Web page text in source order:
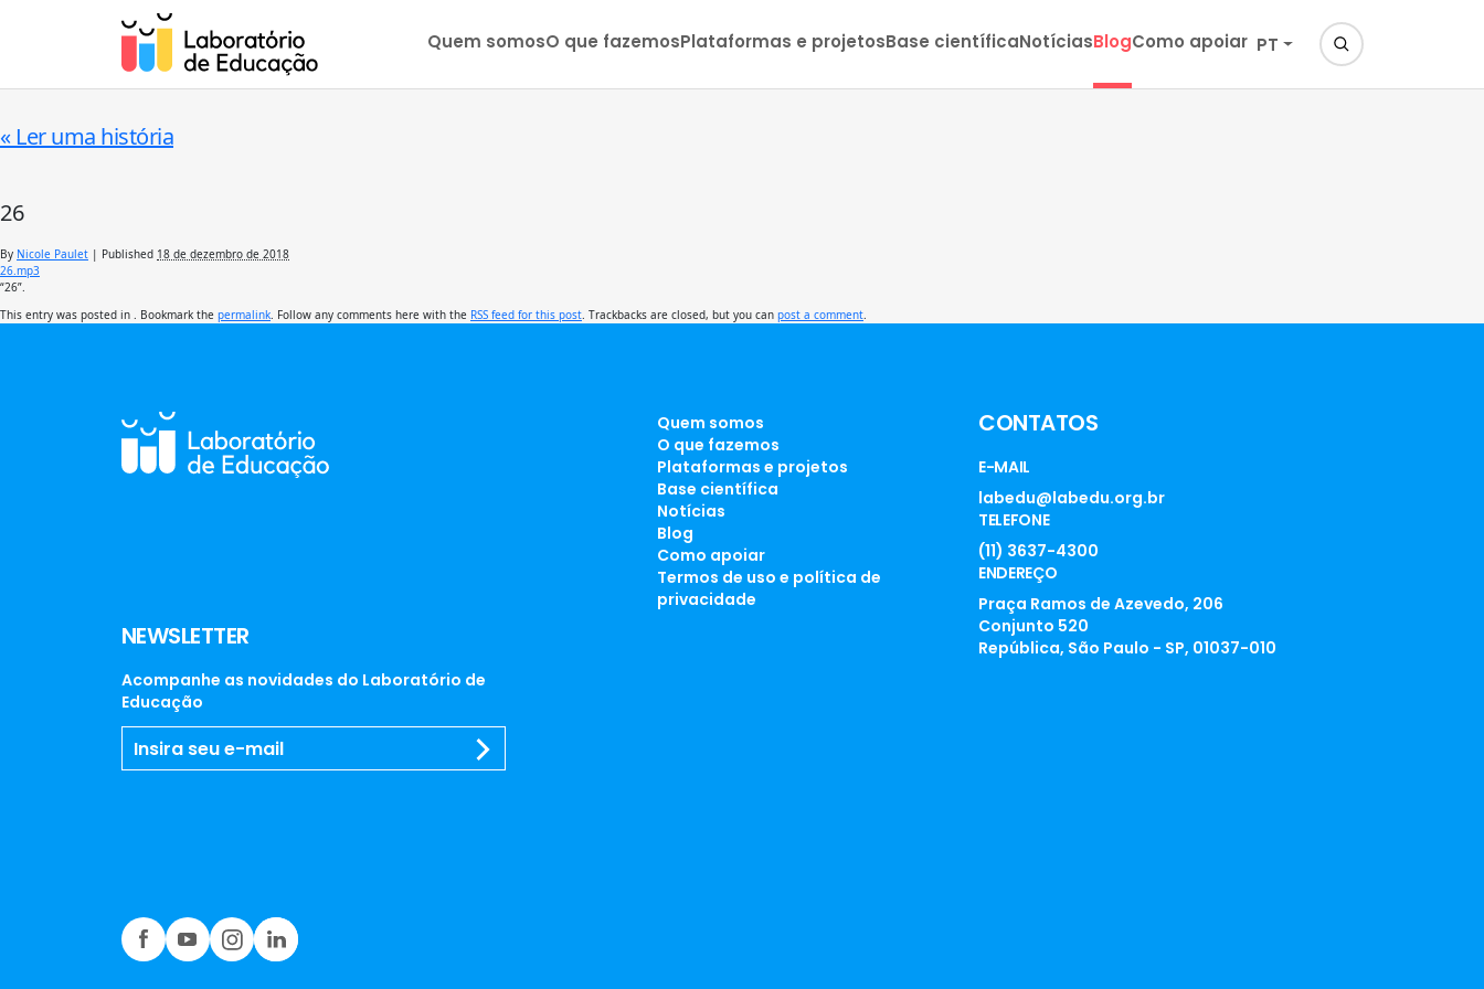
Quem somosO que fazemosPlataformas e projetosBase científicaNotíciasBlogComo apoiar PT
« Ler uma história
26
By Nicole Paulet | Published 18 de dezembro de 2018
26.mp3
“26”.
This entry was posted in . Bookmark the permalink . Follow any comments here with the RSS feed for this post . Trackbacks are closed, but you can post a comment
NEWSLETTER
Acompanhe as novidades do Laboratório de
Educação
Quem somos
O que fazemos
Plataformas e projetos
Base científica
Notícias
Blog
Como apoiar
Termos de uso e política de
privacidade
CONTATOS
E-MAIL
labedu@labedu.org.br
TELEFONE
(11) 3637-4300
ENDEREÇO
Praça Ramos de Azevedo, 206
Conjunto 520
República, São Paulo - SP, 01037-010